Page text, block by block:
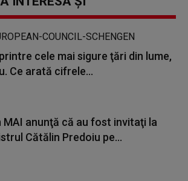
cele mai sigure ţări din lume,
Ce arată cifrele...
MAI anunţă că au fost invitaţi la
Cătălin Predoiu pe...